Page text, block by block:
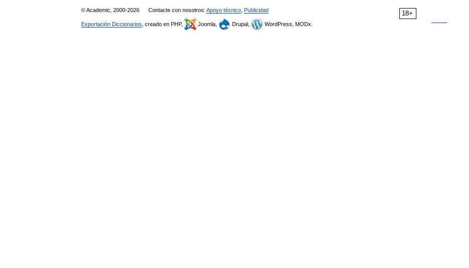
18+
© Academic, 2000-2026 Contacte con nosotros: Apoyo técnico Publicidad
Exportación Diccionarios , creado en PHP, Joomla, Drupal, WordPress, MODx.